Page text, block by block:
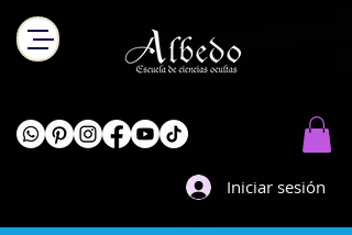
Iniciar sesión